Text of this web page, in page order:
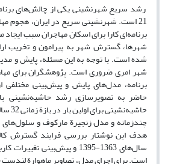
رشد سریع شهرنشینی یکی از چالش‌های
21 است. شهرنشینی سریع در ایران، هجوم
برنامه‌ای کارا برای اسکان مهاجران سبب
شهرها، گسترش شهر به پیرامون و تخریب
شده است. با توجه به این مسئله، پایش و
شهر امری ضروری است. پژوهشگران برای
برنامه، مدل‌های پایش و پیش‌بینی مختلفی
حاضر به تصویرسازی رشد حاشیه‌نشینی
چندزمانه و مدل زنجیرة مارکوف و
هدف این نوشتار بررسی فرایند گسترش